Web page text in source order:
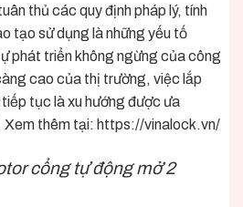
thủ các quy định pháp lý, tính
tạo sử dụng là những yếu tố
phát triển không ngừng của công
cao của thị trường, việc lắp
tục là xu hướng được ưa
Xem thêm tại: https://vinalock.vn/
cổng tự động mở 2